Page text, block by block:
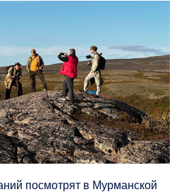
посмотрят в Мурманской